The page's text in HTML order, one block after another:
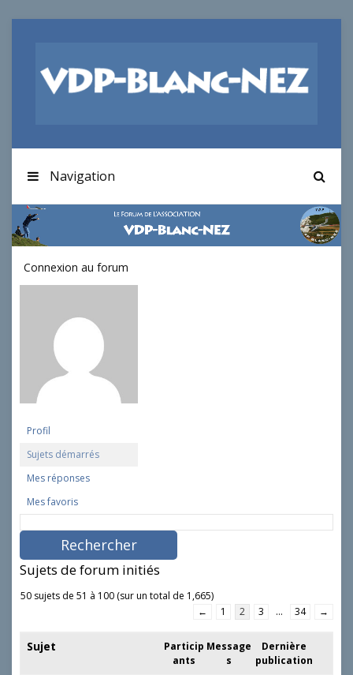
Navigation
Connexion au forum
Profil
Sujets démarrés
Mes réponses
Mes favoris
e
h
e
r
Sujets de forum initiés
50 sujets de 51 à 100 (sur un total de 1,665)
←
1 2 3 … 34 →
Sujet
Particip
ants
Message
s
Dernière
publication